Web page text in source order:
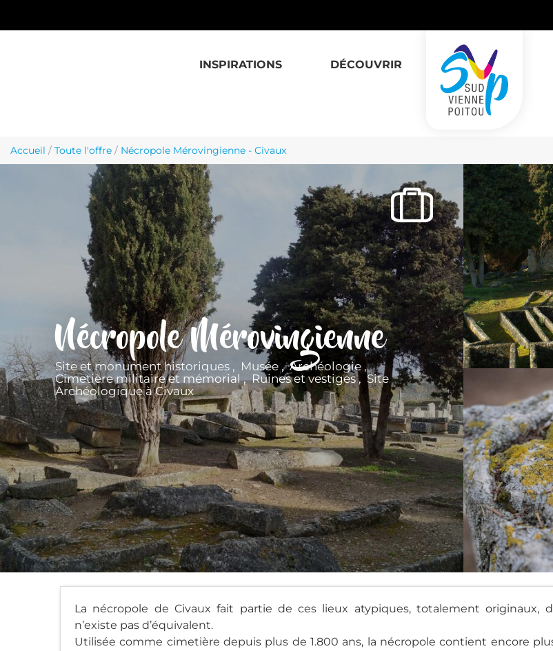
INSPIRATIONS DÉCOUVRIR
Accueil / Toute l'offre / Nécropole Mérovingienne - Civaux
Nécropole Mérovingienne
Site et monument historiques , Musée , Archéologie ,
Cimetière militaire et mémorial , Ruines et vestiges , Site
Archéologiqueà Civaux
La nécropole de Civaux fait partie de ces lieux atypiques, totalement originaux,
n’existe pas d’équivalent.
Utilisée comme cimetière depuis plus de 1.800 ans, la nécropole contient encore